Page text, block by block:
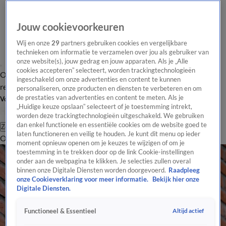
Overzicht Laatste nieuws Regionieuws Het beste van Hart
Tip de
redactie
Volg Hart van Nederland
Zoeken
OverzichtRegioUitzendingenWeerTip de redactiePanelVideo's
Jouw cookievoorkeuren
Wij en onze29 partners gebruiken cookies en vergelijkbare
technieken om informatie te verzamelen over jou als gebruiker van
onze website(s), jouw gedrag en jouw apparaten. Als je „Alle
cookies accepteren” selecteert, worden trackingtechnologieën
ingeschakeld om onze advertenties en content te kunnen
personaliseren, onze producten en diensten te verbeteren en om
de prestaties van advertenties en content te meten. Als je
„Huidige keuze opslaan” selecteert of je toestemming intrekt,
worden deze trackingtechnologieën uitgeschakeld. We gebruiken
dan enkel functionele en essentiële cookies om de website goed te
laten functioneren en veilig te houden. Je kunt dit menu op ieder
moment opnieuw openen om je keuzes te wijzigen of om je
toestemming in te trekken door op de link Cookie-instellingen
onder aan de webpagina te klikken. Je selecties zullen overal
binnen onze Digitale Diensten worden doorgevoerd. Raadpleeg
onze Cookieverklaring voor meer informatie.
Bekijk hier onze
Digitale Diensten.
Functioneel & Essentieel Altijd actief